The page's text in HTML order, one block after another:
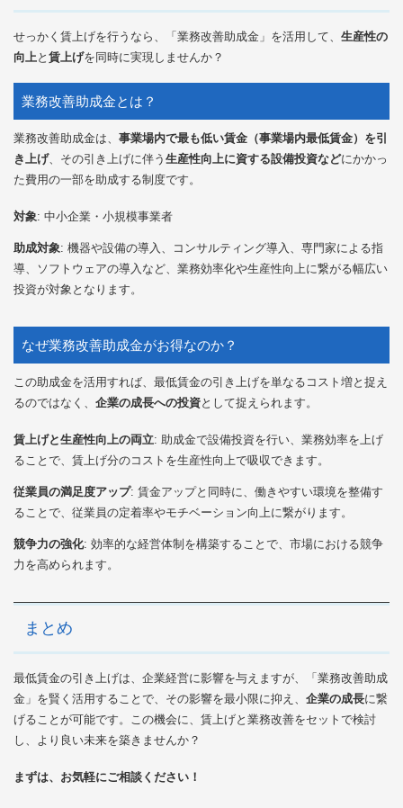
せっかく賃上げを行うなら、「業務改善助成金」を活用して、 生産性の
向上 と 賃上げを同時に実現しませんか？
業務改善助成金とは？
業務改善助成金は、 事業場内で最も低い賃金（事業場内最低賃金）を引
き上げ、その引き上げに伴う 生産性向上に資する設備投資などにかかっ
た費用の一部を助成する制度です。
対象: 中小企業・小規模事業者
助成対象: 機器や設備の導入、コンサルティング導入、専門家による指
導、ソフトウェアの導入など、業務効率化や生産性向上に繋がる幅広い
投資が対象となります。
なぜ業務改善助成金がお得なのか？
この助成金を活用すれば、最低賃金の引き上げを単なるコスト増と捉え
るのではなく、 企業の成長への投資として捉えられます。
賃上げと生産性向上の両立: 助成金で設備投資を行い、業務効率を上げ
ることで、賃上げ分のコストを生産性向上で吸収できます。
従業員の満足度アップ: 賃金アップと同時に、働きやすい環境を整備す
ることで、従業員の定着率やモチベーション向上に繋がります。
競争力の強化: 効率的な経営体制を構築することで、市場における競争
力を高められます。
まとめ
最低賃金の引き上げは、企業経営に影響を与えますが、「業務改善助成
金」を賢く活用することで、その影響を最小限に抑え、 企業の成長に繋
げることが可能です。この機会に、賃上げと業務改善をセットで検討
し、より良い未来を築きませんか？
まずは、お気軽にご相談ください！